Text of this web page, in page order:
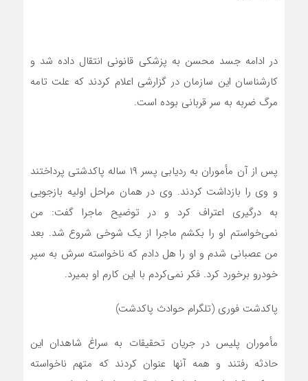
در ادامه جسد محسن به پزشکی قانونی انتقال داده شد و
کارشناسان این سازمان در گزارشی اعلام کردند که علت تامه
مرگ ضربه به سر قربانی بوده است.
پس از آن مأموران به ردیابی پسر ۱۹ ساله پاکدشتی پرداختند
و وی را بازداشت کردند. وی در همان مراحل اولیه بازجویی
به درگیری اعتراف کرد و در توضیح ماجرا گفت: من
نمی‌خواستم او را بکشم ماجرا از یک شوخی شروع شد. بعد
من عصبانی شدم و او را هل دادم که ناخواسته سرش به سپر
خودرو برخورد کرد. فکر نمی‌کردم با این کارم او بمیرد.
پاکدشت فوری (تلگرام حوادث پاکدشت)
مأموران پلیس در جریان تحقیقات به سراغ شاهدان این
حادثه رفتند و همه آنها عنوان کردند که متهم ناخواسته